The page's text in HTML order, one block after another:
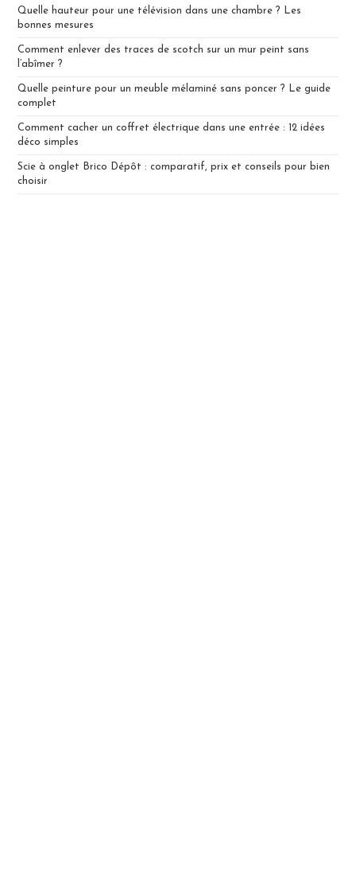
Quelle hauteur pour une télévision dans une chambre ? Les
bonnes mesures
Comment enlever des traces de scotch sur un mur peint sans
l’abîmer ?
Quelle peinture pour un meuble mélaminé sans poncer ? Le guide
complet
Comment cacher un coffret électrique dans une entrée : 12 idées
déco simples
Scie à onglet Brico Dépôt : comparatif, prix et conseils pour bien
choisir